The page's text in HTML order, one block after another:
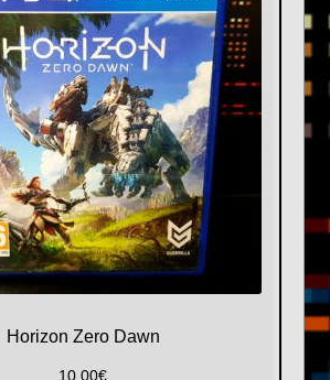
Horizon Zero Dawn
10,00€